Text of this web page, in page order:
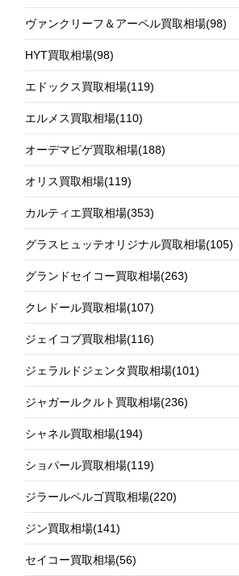
ヴァンクリーフ＆アーペル買取相場(98)
HYT買取相場(98)
エドックス買取相場(119)
エルメス買取相場(110)
オーデマピゲ買取相場(188)
オリス買取相場(119)
カルティエ買取相場(353)
グラスヒュッテオリジナル買取相場(105)
グランドセイコー買取相場(263)
クレドール買取相場(107)
ジェイコブ買取相場(116)
ジェラルドジェンタ買取相場(101)
ジャガールクルト買取相場(236)
シャネル買取相場(194)
ショパール買取相場(119)
ジラールペルゴ買取相場(220)
ジン買取相場(141)
セイコー買取相場(56)